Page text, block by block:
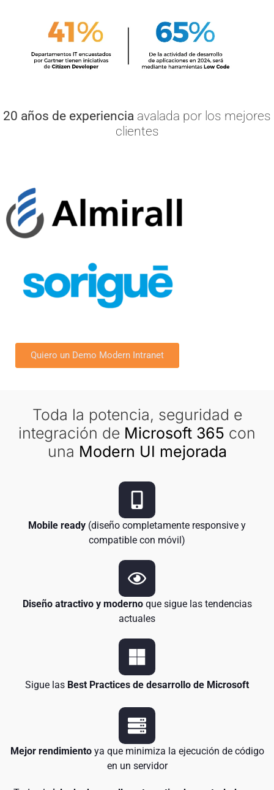
20 años de experiencia avalada por los mejores
clientes
Quiero un Demo Modern Intranet
Toda la potencia, seguridad e
integración de Microsoft 365 con
una Modern UI mejorada
Mobile ready (diseño completamente responsive y
compatible con móvil)
Diseño atractivo y modernoque sigue las tendencias
actuales
Sigue las Best Practices de desarrollo de Microsoft
Mejor rendimientoya que minimiza la ejecución de código
en un servidor